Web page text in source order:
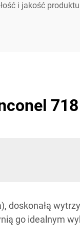
i jakość
718
doskonałą
go idealnym